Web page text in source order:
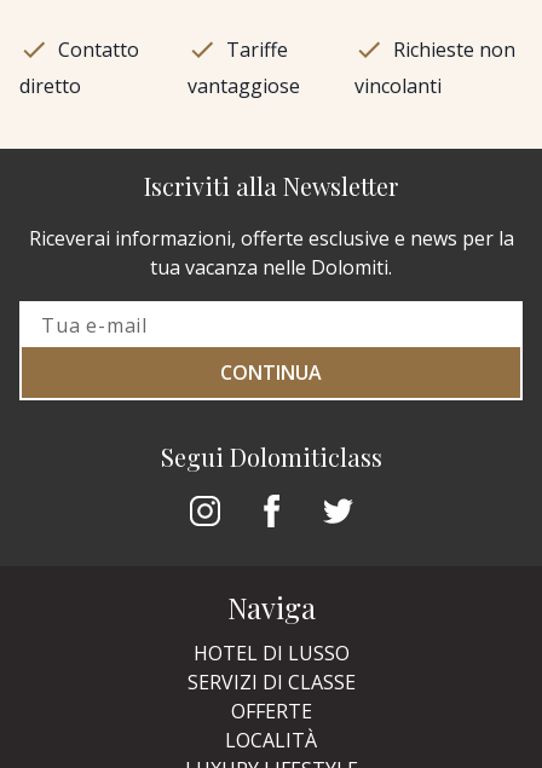
Contatto
diretto
Tariffe
vantaggiose
Richieste non
vincolanti
Segui Dolomiticlass
Iscriviti alla Newsletter
Riceverai informazioni, offerte esclusive e news per la
tua vacanza nelle Dolomiti.
CONTINUA
Naviga
HOTEL DI LUSSO
SERVIZI DI CLASSE
OFFERTE
LOCALITÀ